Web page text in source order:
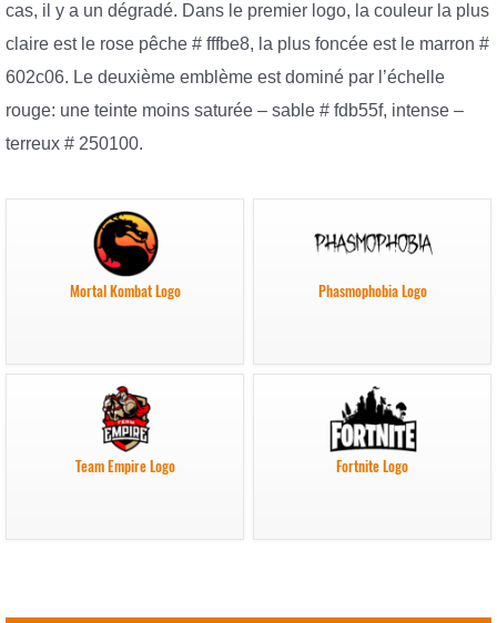
cas, il y a un dégradé. Dans le premier logo, la couleur la plus
claire est le rose pêche # fffbe8, la plus foncée est le marron #
602c06. Le deuxième emblème est dominé par l’échelle
rouge: une teinte moins saturée – sable # fdb55f, intense –
terreux # 250100.
Mortal Kombat Logo Phasmophobia Logo
Team Empire Logo Fortnite Logo